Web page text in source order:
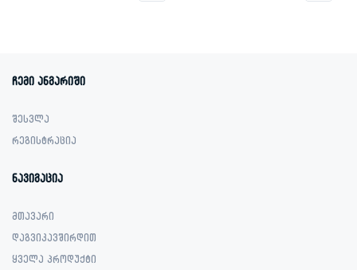
ჩემი ანგარიში
შესვლა
რეგისტრაცია
ნავიგაცია
მთავარი
დაგვიკავშირდით
ყველა პროდუქტი